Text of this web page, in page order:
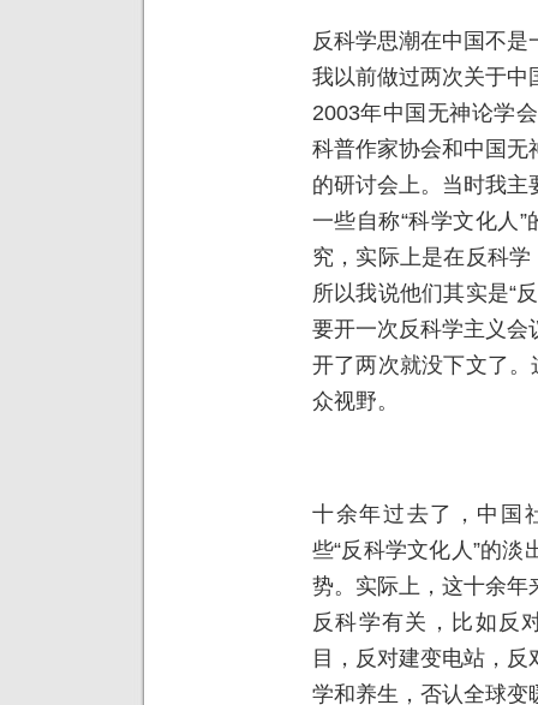
反科学思潮在中国不
我以前做过两次关于中
2003年中国无神论学
科普作家协会和中国无
的研讨会上。当时我
一些自称“科学文化人
究，实际上是在反科学
所以我说他们其实是“
要开一次反科学主义会
开了两次就没下文了。
众视野。
十余年过去了，中国
些“反科学文化人”的
势。实际上，这十余年
反科学有关，比如反
目，反对建变电站，
学和养生，否认全球变